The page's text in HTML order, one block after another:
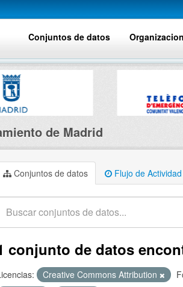
Conjuntos de datos
de Madrid
Conjuntos de datos Flujo de Actividad
conjunto de datos
Creative Commons Attribution